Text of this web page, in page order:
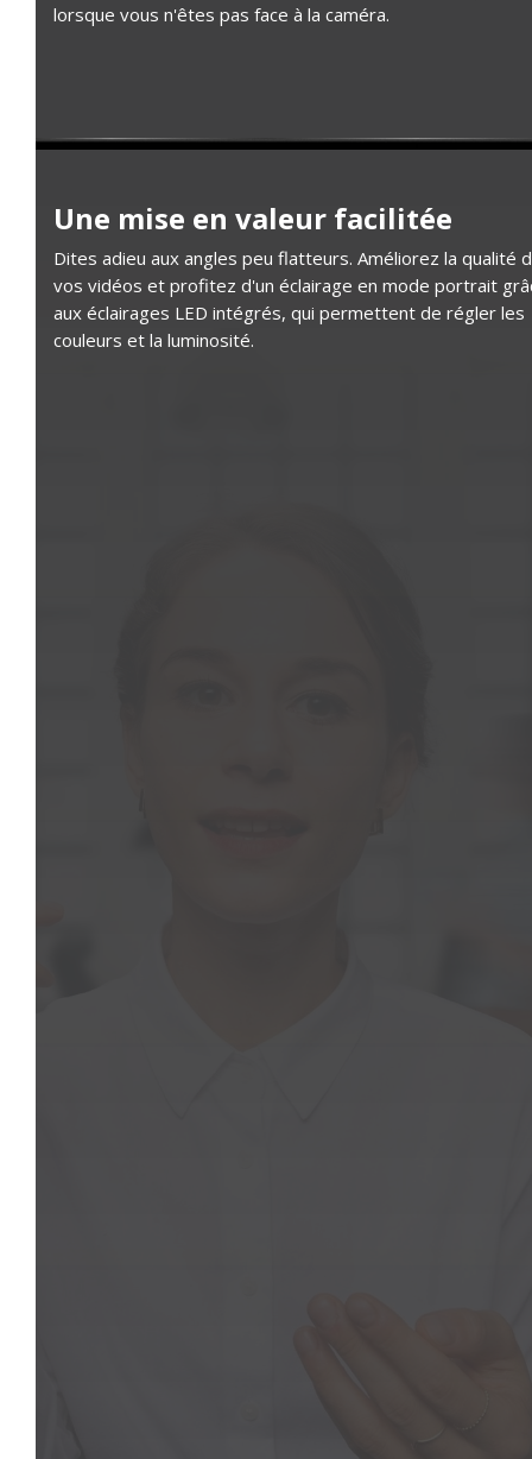
lorsque vous n'êtes pas face à la caméra.
Une mise en valeur facilitée
Dites adieu aux angles peu flatteurs. Améliorez la qualité
vos vidéos et profitez d'un éclairage en mode portrait
aux éclairages LED intégrés, qui permettent de régler les
couleurs et la luminosité.